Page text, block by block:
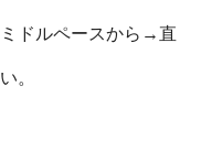
ドルペースから→直
。